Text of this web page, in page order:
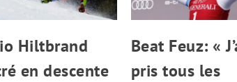
Hiltbrand
en descente
Beat Feuz: «
pris tous les